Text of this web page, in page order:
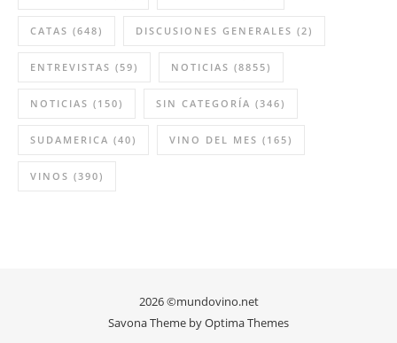
CATAS (648) DISCUSIONES GENERALES (2)
ENTREVISTAS (59) NOTICIAS (8855)
NOTICIAS (150) SIN CATEGORÍA (346)
SUDAMERICA (40) VINO DEL MES (165)
VINOS (390)
2026 ©mundovino.net
Savona Theme byOptima Themes